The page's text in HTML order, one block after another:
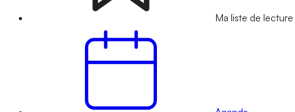
Ma liste de lecture